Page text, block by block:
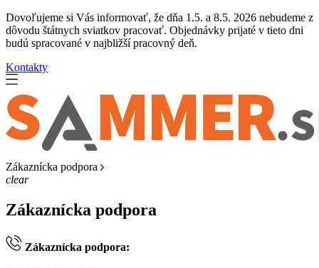
Dovoľujeme si Vás informovať, že dňa 1.5. a 8.5. 2026 nebudeme z
dôvodu štátnych sviatkov pracovať. Objednávky prijaté v tieto dni
budú spracované v najbližší pracovný deň.
Kontakty
Zákaznícka podpora
clear
Zákaznícka podpora
Zákaznícka podpora: